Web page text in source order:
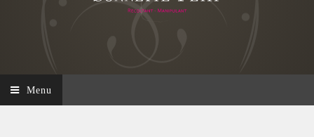
Menu